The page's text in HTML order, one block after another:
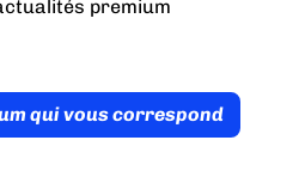
premium
qui vous correspond